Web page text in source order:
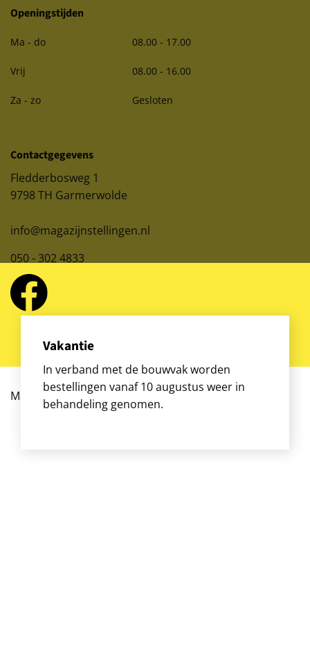
Vakantie
In verband met de bouwvak worden
bestellingen vanaf 10 augustus weer in
behandeling genomen.
Openingstijden
Ma - do 08.00 - 17.00
Vrij 08.00 - 16.00
Za - zo Gesloten
Contactgegevens
Fledderbosweg 1
9798 TH Garmerwolde
info@magazijnstellingen.nl
050 - 302 4833
Magazijnstellingen.nl © 2026 | websiteOEMF